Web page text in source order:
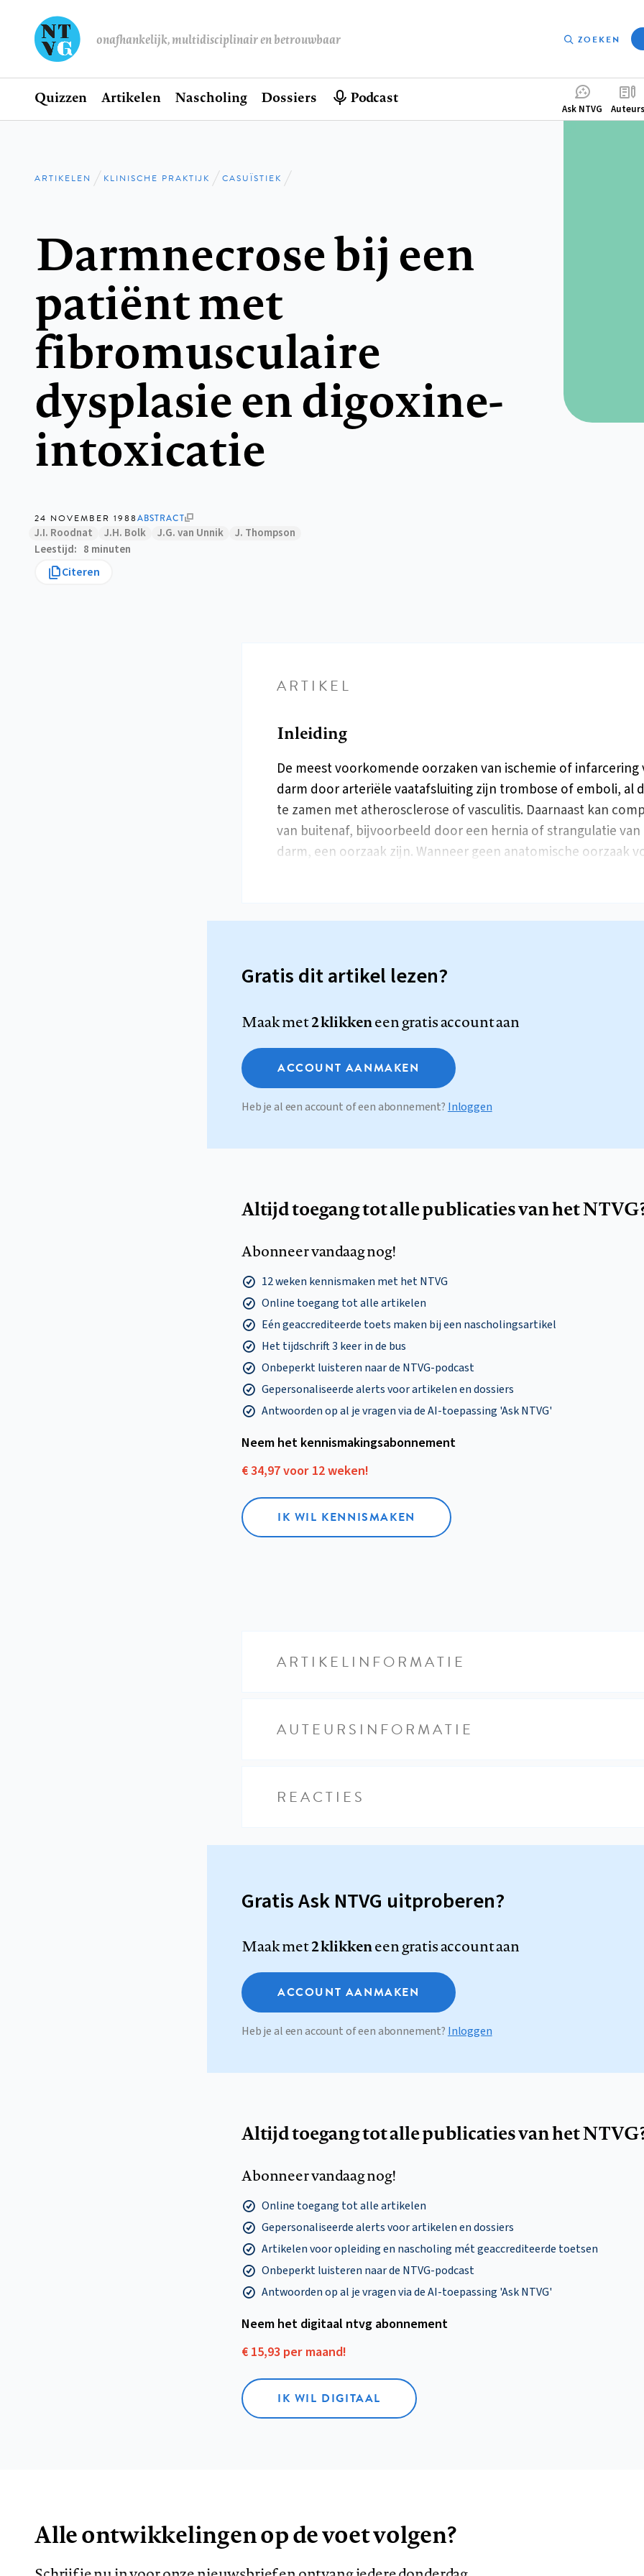
onafhankelijk, multidisciplinair en betrouwbaar ZOEKEN
Hoofdnavigatie
Home
Quizzen Artikelen Nascholing Dossiers Podcast
Ask NTVG Auteurs
Kruimelpad
ARTIKELEN KLINISCHE PRAKTIJK CASUÏSTIEK
Darmnecrose bij een
patiënt met
fibromusculaire
dysplasie en digoxine-
intoxicatie
24 NOVEMBER 1988ABSTRACT
J.I. Roodnat J.H. Bolk J.G. van Unnik
J. Thompson
Leestijd
8 minuten
Citeren
ARTIKEL
Inleiding
De meest voorkomende oorzaken van ischemie of infarcering
darm door arteriële vaatafsluiting zijn trombose of emboli, al
te zamen met atherosclerose of vasculitis. Daarnaast kan
van buitenaf, bijvoorbeeld door een hernia of strangulatie van
darm, een oorzaak zijn. Wanneer geen anatomische oorzaak
Gratis dit artikel lezen?
Maak met2 klikkeneen gratis account aan
ACCOUNT AANMAKEN
Heb je al een account of een abonnement? Inloggen
Altijd toegang tot alle publicaties van het
Abonneer vandaag nog!
12 weken kennismaken met het NTVG
Online toegang tot alle artikelen
Eén geaccrediteerde toets maken bij een nascholingsartikel
Het tijdschrift 3 keer in de bus
Onbeperkt luisteren naar de NTVG-podcast
Gepersonaliseerde alerts voor artikelen en dossiers
Antwoorden op al je vragen via de AI-toepassing 'Ask NTVG'
Neem het kennismakings­abonnement
€ 34,97 voor 12 weken!
IK WIL KENNISMAKEN
ARTIKELINFORMATIE
AUTEURSINFORMATIE
REACTIES
Gratis Ask NTVG uitproberen?
Maak met2 klikkeneen gratis account aan
ACCOUNT AANMAKEN
Heb je al een account of een abonnement? Inloggen
Altijd toegang tot alle publicaties van het
Abonneer vandaag nog!
Online toegang tot alle artikelen
Gepersonaliseerde alerts voor artikelen en dossiers
Artikelen voor opleiding en nascholing mét geaccrediteerde toetsen
Onbeperkt luisteren naar de NTVG-podcast
Antwoorden op al je vragen via de AI-toepassing 'Ask NTVG'
Neem het digitaal ntvg abonnement
€ 15,93 per maand!
IK WIL DIGITAAL
Alle ontwikkelingen op de voet volgen?